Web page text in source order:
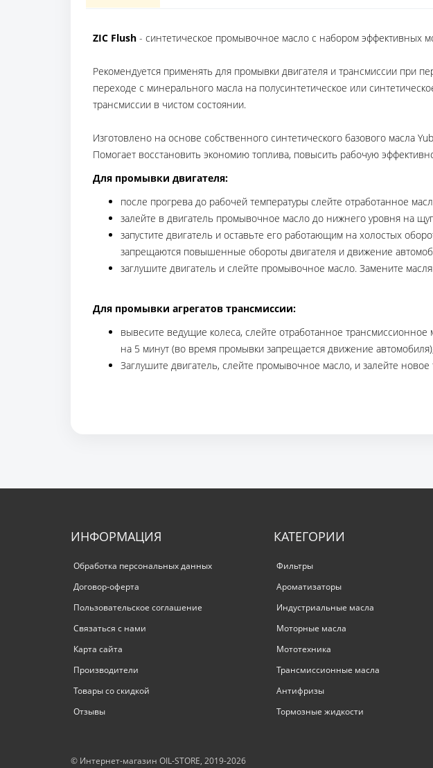
ZIC Flush - синтетическое промывочное масло с набором эффективных
Рекомендуется применять для промывки двигателя и трансмиссии при
переходе с минерального масла на полусинтетическое или
трансмиссии в чистом состоянии.
Изготовлено на основе собственного синтетического базового масла
Помогает восстановить экономию топлива, повысить рабочую
Для промывки двигателя:
после прогрева до рабочей температуры слейте отработанное
залейте в двигатель промывочное масло до нижнего уровня на
запустите двигатель и оставьте его работающим на холостых
запрещаются повышенные обороты двигателя и движение
заглушите двигатель и слейте промывочное масло. Замените
Для промывки агрегатов трансмиссии:
вывесите ведущие колеса, слейте отработанное
на 5 минут (во время промывки запрещается движение
Заглушите двигатель, слейте промывочное масло, и залейте
ИНФОРМАЦИЯ
Обработка персональных данных
Договор-оферта
Пользовательское соглашение
Связаться с нами
Карта сайта
Производители
Товары со скидкой
Отзывы
КАТЕГОРИИ
Фильтры
Ароматизаторы
Индустриальные масла
Моторные масла
Мототехника
Трансмиссионные масла
Антифризы
Тормозные жидкости
© Интернет-магазин OIL-STORE, 2019-2026